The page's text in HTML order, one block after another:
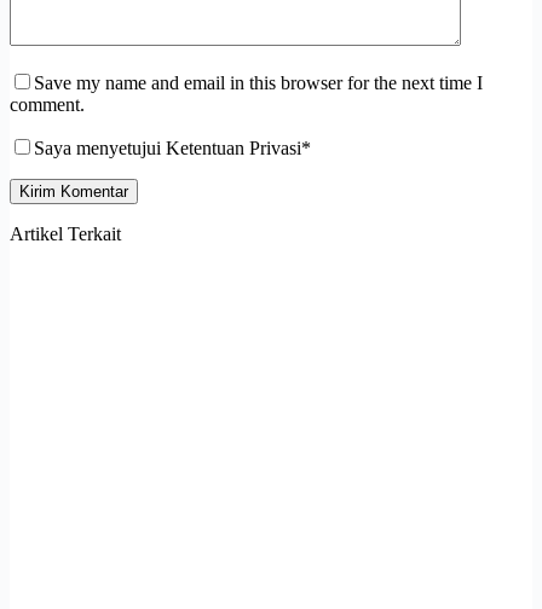
Save my name and email in this browser for the next time I
comment.
Saya menyetujui Ketentuan Privasi*
Kirim Komentar
Artikel Terkait